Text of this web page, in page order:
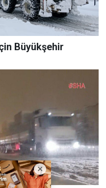
Büyükşehir